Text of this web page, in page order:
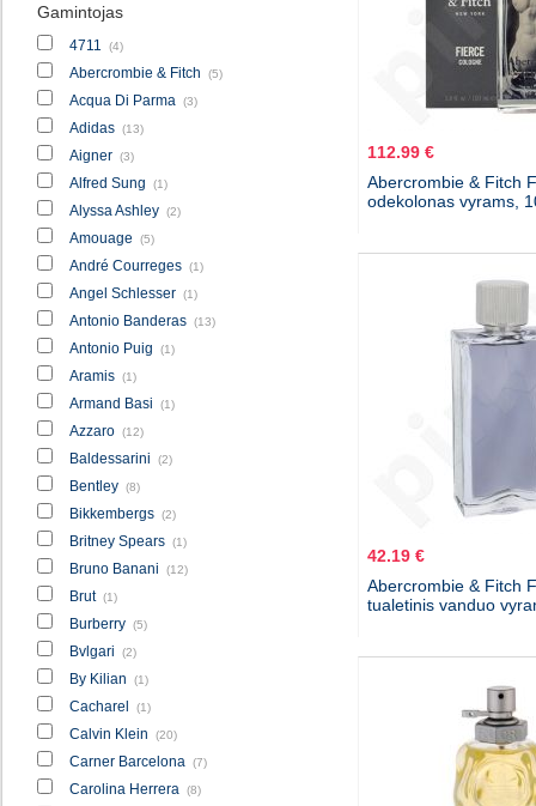
Gamintojas
4711 (4)
Abercrombie & Fitch (5)
Acqua Di Parma (3)
Adidas (13)
Aigner (3)
Alfred Sung (1)
Alyssa Ashley (2)
Amouage (5)
André Courreges (1)
Angel Schlesser (1)
Antonio Banderas (13)
Antonio Puig (1)
Aramis (1)
Armand Basi (1)
Azzaro (12)
Baldessarini (2)
Bentley (8)
Bikkembergs (2)
Britney Spears (1)
Bruno Banani (12)
Brut (1)
Burberry (5)
Bvlgari (2)
By Kilian (1)
Cacharel (1)
Calvin Klein (20)
Carner Barcelona (7)
Carolina Herrera (8)
112.99 €
Abercrombie & Fitch
odekolonas vyrams,
42.19 €
Abercrombie & Fitch
tualetinis vanduo